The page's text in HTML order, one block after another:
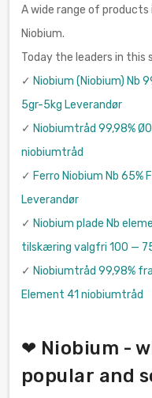
A wide range of
Niobium.
Today the leaders in this
✓ Niobium (Niobium) Nb
5gr-5kg Leverandør
✓ Niobiumtråd 99,98%
niobiumtråd
✓ Ferro Niobium Nb 65%
Leverandør
✓ Niobium plade Nb
tilskæring valgfri 100 —
✓ Niobiumtråd 99,98%
Element 41 niobiumtråd
❤ Niobium -
popular and